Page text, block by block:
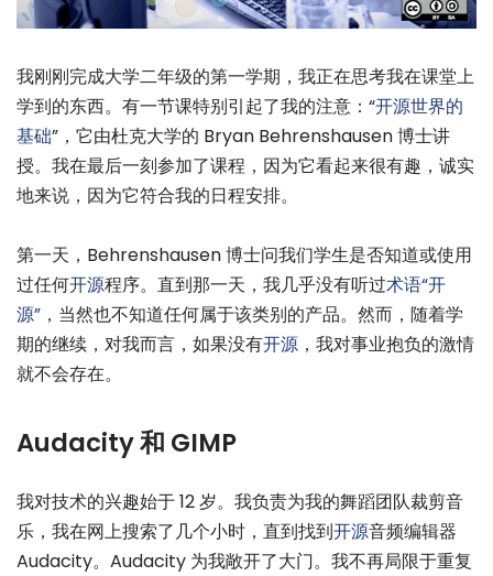
我刚刚完成大学二年级的第一学期，我正在思考我在课堂上
学到的东西。有一节课特别引起了我的注意：“开源世界的
基础”，它由杜克大学的 Bryan Behrenshausen 博士讲
授。我在最后一刻参加了课程，因为它看起来很有趣，诚实
地来说，因为它符合我的日程安排。
第一天，Behrenshausen 博士问我们学生是否知道或使用
过任何开源程序。直到那一天，我几乎没有听过术语“开
源” ，当然也不知道任何属于该类别的产品。然而，随着学
期的继续，对我而言，如果没有开源 ，我对事业抱负的激情
就不会存在。
Audacity 和 GIMP
我对技术的兴趣始于 12 岁。我负责为我的舞蹈团队裁剪音
乐，我在网上搜索了几个小时，直到找到开源音频编辑器
Audacity。Audacity 为我敞开了大门。我不再局限于重复